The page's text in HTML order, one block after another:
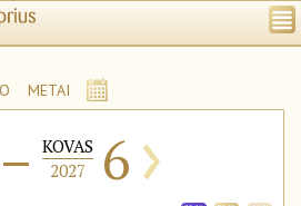
METAI
– KOVAS
2027
6 ›